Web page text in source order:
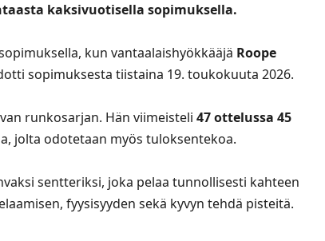
kaksivuotisella sopimuksella.
kun vantaalaishyökkääjä Roope
sopimuksesta tiistaina 19. toukokuuta 2026.
runkosarjan. Hän viimeisteli 47 ottelussa 45
jolta odotetaan myös tuloksentekoa.
sentteriksi, joka pelaa tunnollisesti kahteen
fyysisyyden sekä kyvyn tehdä pisteitä.